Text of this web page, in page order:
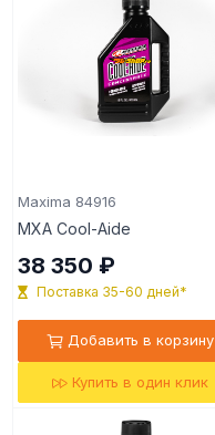
Maxima 84916
MXA Cool-Aide
38 350 ₽
Поставка 35-60 дней*
Добавить в корзину
Купить в один клик